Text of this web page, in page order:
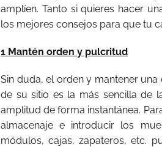
amplíen. Tanto si quieres hacer
los mejores consejos para que tu
1 Mantén orden y pulcritud
Sin duda, el orden y mantener
de su sitio es la más sencilla de
amplitud de forma instantánea.
almacenaje e introducir los
módulos, cajas, zapateros, etc.